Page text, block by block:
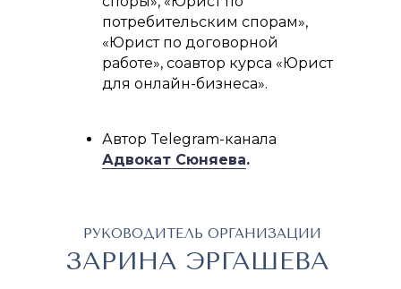
потребительским спорам»,
«Юрист по договорной
работе», соавтор курса «Юрист
для онлайн-бизнеса».
Автор Telegram-канала
Адвокат Сюняева.
которых приняли участие
более 22 000 юристов.
ЗАРИНА ЭРГАШЕВА
РУКОВОДИТЕЛЬ ОРГАНИЗАЦИИ